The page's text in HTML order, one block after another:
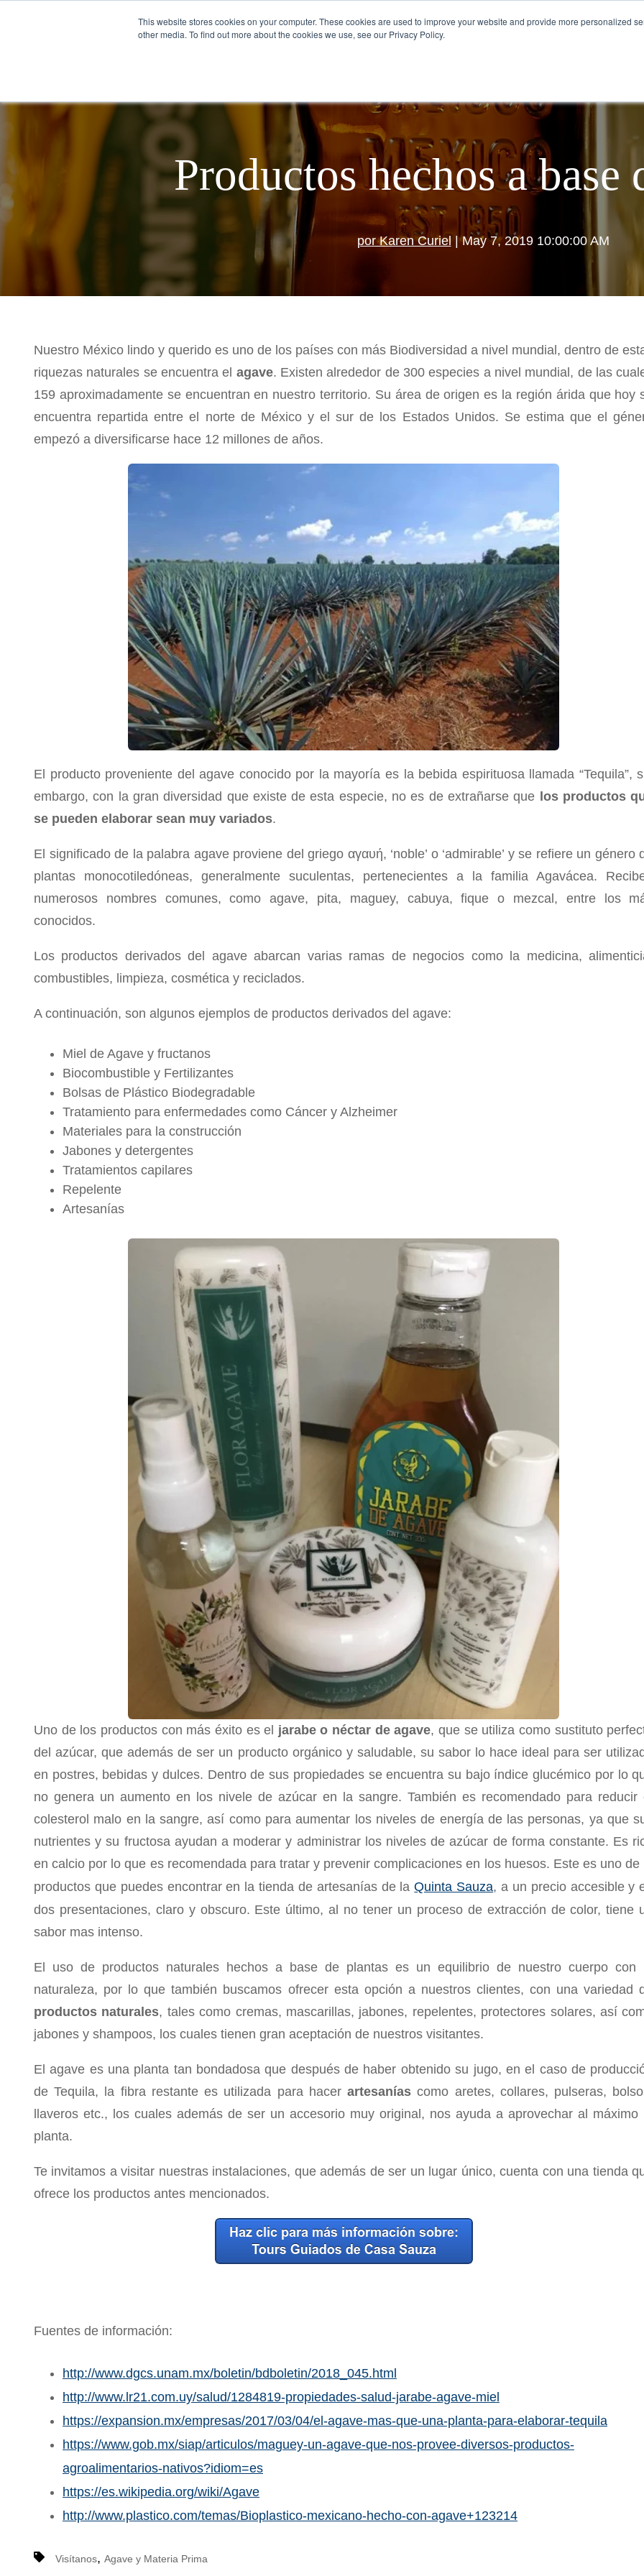
This website stores cookies on your computer. These cookies are used to improve your website and provide more personalized
other media. To find out more about the cookies we use, see our Privacy Policy.
SOBRE NOSOTROS VISÍTANOS CÓMO SE TOMA EL TEQUILA
Productos hechos a base
por Karen Curiel| May 7, 2019 10:00:00 AM
Nuestro México lindo y querido es uno de los países con más Biodiversidad a nivel mundial, dentro de
riquezas naturales se encuentra el agave. Existen alrededor de 300 especies a nivel mundial, de las
159 aproximadamente se encuentran en nuestro territorio. Su área de origen es la región árida que hoy
encuentra repartida entre el norte de México y el sur de los Estados Unidos. Se estima que el
empezó a diversificarse hace 12 millones de años.
El producto proveniente del agave conocido por la mayoría es la bebida espirituosa llamada “Tequila”,
embargo, con la gran diversidad que existe de esta especie, no es de extrañarse que los productos
se pueden elaborar sean muy variados.
El significado de la palabra agave proviene del griego αγαυή, ‘noble’ o ‘admirable’ y se refiere un género
plantas monocotiledóneas, generalmente suculentas, pertenecientes a la familia Agavácea.
numerosos nombres comunes, como agave, pita, maguey, cabuya, fique o mezcal, entre los
conocidos.
Los productos derivados del agave abarcan varias ramas de negocios como la medicina,
combustibles, limpieza, cosmética y reciclados.
A continuación, son algunos ejemplos de productos derivados del agave:
Miel de Agave y fructanos
Biocombustible y Fertilizantes
Bolsas de Plástico Biodegradable
Tratamiento para enfermedades como Cáncer y Alzheimer
Materiales para la construcción
Jabones y detergentes
Tratamientos capilares
Repelente
Artesanías
Uno de los productos con más éxito es el jarabe o néctar de agave, que se utiliza como sustituto
del azúcar, que además de ser un producto orgánico y saludable, su sabor lo hace ideal para ser
en postres, bebidas y dulces. Dentro de sus propiedades se encuentra su bajo índice glucémico por lo
no genera un aumento en los nivele de azúcar en la sangre. También es recomendado para reducir
colesterol malo en la sangre, así como para aumentar los niveles de energía de las personas, ya que
nutrientes y su fructosa ayudan a moderar y administrar los niveles de azúcar de forma constante. Es
en calcio por lo que es recomendada para tratar y prevenir complicaciones en los huesos. Este es uno de
productos que puedes encontrar en la tienda de artesanías de laQuinta Sauza, a un precio accesible y
dos presentaciones, claro y obscuro. Este último, al no tener un proceso de extracción de color, tiene
sabor mas intenso.
El uso de productos naturales hechos a base de plantas es un equilibrio de nuestro cuerpo con
naturaleza, por lo que también buscamos ofrecer esta opción a nuestros clientes, con una variedad
productos naturales, tales como cremas, mascarillas, jabones, repelentes, protectores solares, así
jabones y shampoos, los cuales tienen gran aceptación de nuestros visitantes.
El agave es una planta tan bondadosa que después de haber obtenido su jugo, en el caso de
de Tequila, la fibra restante es utilizada para hacerartesanías como aretes, collares, pulseras,
llaveros etc., los cuales además de ser un accesorio muy original, nos ayuda a aprovechar al máximo
planta.
Te invitamos a visitar nuestras instalaciones, que además de ser un lugar único, cuenta con una tienda
ofrece los productos antes mencionados.
Fuentes de información:
http://www.dgcs.unam.mx/boletin/bdboletin/2018_045.html
http://www.lr21.com.uy/salud/1284819-propiedades-salud-jarabe-agave-miel
https://expansion.mx/empresas/2017/03/04/el-agave-mas-que-una-planta-para-elaborar-tequila
https://www.gob.mx/siap/articulos/maguey-un-agave-que-nos-provee-diversos-productos-
agroalimentarios-nativos?idiom=es
https://es.wikipedia.org/wiki/Agave
http://www.plastico.com/temas/Bioplastico-mexicano-hecho-con-agave+123214
Visítanos, Agave y Materia Prima